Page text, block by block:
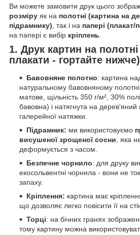
Ви можете замовити друк цього
розміру як на полотні (картина на
підрамнику) , так і на папері (плакат/
на папері є вибір кріплень
1. Друк картин на
плакати - гортайте нижче)
Бавовняне полотно: картина
натуральному бавовняному полотні
матове, щільність 350 г/м², 30%
бавовна) і натягнута на
галерейної натяжки.
Підрамник: ми використовуємо
висушеної зрощеної сосни, яка
деформується з часом.
Безпечне чорнило: для друку
екосольвентні чорнила - вони не
запаху.
Кріплення: картина має
що дозволяє легко повісити її на
Торці: на бічних гранях
тому картину можна